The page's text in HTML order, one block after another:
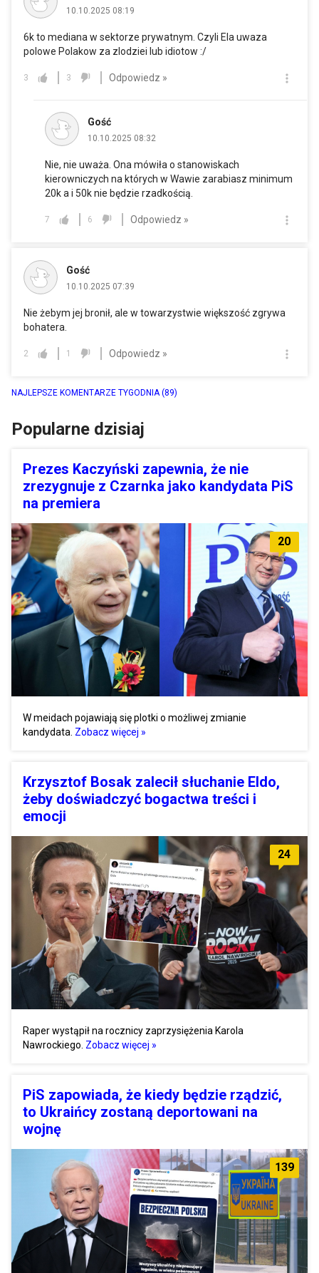
10.10.2025 08:19
6k to mediana w sektorze prywatnym. Czyli Ela uwaza
polowe Polakow za zlodziei lub idiotow :/
3 3 Odpowiedz »
Gość
10.10.2025 08:32
Nie, nie uważa. Ona mówiła o stanowiskach
kierowniczych na których w Wawie zarabiasz minimum
20k a i 50k nie będzie rzadkością.
7 6 Odpowiedz »
Gość
10.10.2025 07:39
Nie żebym jej bronił, ale w towarzystwie większość zgrywa
bohatera.
2 1 Odpowiedz »
NAJLEPSZE KOMENTARZE TYGODNIA(89)
Popularne dzisiaj
Prezes Kaczyński zapewnia, że nie
zrezygnuje z Czarnka jako kandydata PiS
na premiera
20
W meidach pojawiają się plotki o możliwej zmianie
kandydata. Zobacz więcej »
Krzysztof Bosak zalecił słuchanie Eldo,
żeby doświadczyć bogactwa treści i
emocji
24
Raper wystąpił na rocznicy zaprzysiężenia Karola
Nawrockiego. Zobacz więcej »
PiS zapowiada, że kiedy będzie rządzić,
to Ukraińcy zostaną deportowani na
wojnę
139